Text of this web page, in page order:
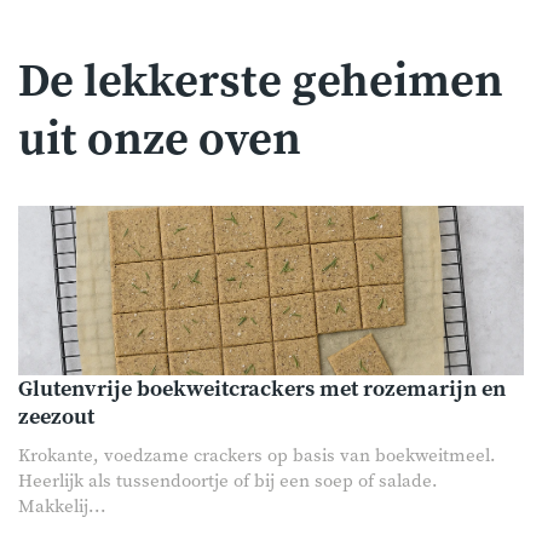
De lekkerste geheimen
uit onze oven
Glutenvrije boekweitcrackers met rozemarijn en
zeezout
Krokante, voedzame crackers op basis van boekweitmeel.
Heerlijk als tussendoortje of bij een soep of salade.
Makkelij...